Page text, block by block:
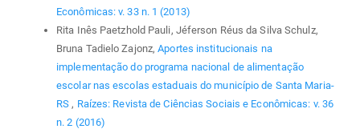
Econômicas: v. 33 n. 1 (2013)
Rita Inês Paetzhold Pauli, Jéferson Réus da Silva Schulz,
Bruna Tadielo Zajonz,Aportes institucionais na
implementação do programa nacional de alimentação
escolar nas escolas estaduais do município de Santa Maria-
RS , Raízes: Revista de Ciências Sociais e Econômicas: v. 36
n. 2 (2016)